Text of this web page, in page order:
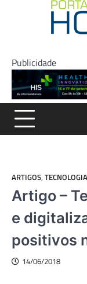
Publicidade
ARTIGOS, TECNOLOGIA
Artigo –
e
positivos
14/06/2018